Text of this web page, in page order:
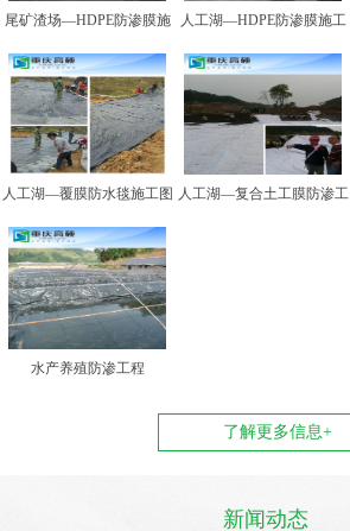
尾矿渣场—HDPE防渗膜施
工图例二
人工湖—HDPE防渗膜施工
图例一
人工湖—覆膜防水毯施工图
例
人工湖—复合土工膜防渗工
水产养殖防渗工程
了解更多信息+
新闻动态